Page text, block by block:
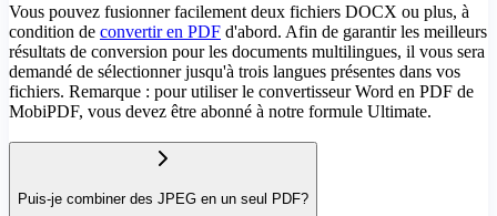
Vous pouvez fusionner facilement deux fichiers DOCX ou plus, à
condition de convertir en PDF d'abord. Afin de garantir les meilleurs
résultats de conversion pour les documents multilingues, il vous sera
demandé de sélectionner jusqu'à trois langues présentes dans vos
fichiers. Remarque : pour utiliser le convertisseur Word en PDF de
MobiPDF, vous devez être abonné à notre formule Ultimate.
Puis-je combiner des JPEG en un seul PDF?